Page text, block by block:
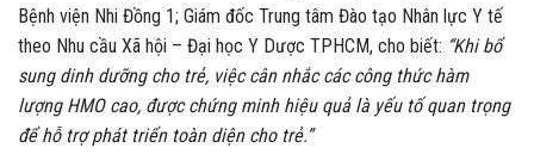
Bệnh viện Nhi Đồng 1; Giám đốc Trung tâm Đào tạo Nhân lực Y tế
theo Nhu cầu Xã hội – Đại học Y Dược TPHCM, cho biết: “Khi bổ
sung dinh dưỡng cho trẻ, việc cân nhắc các công thức hàm
lượng HMO cao, được chứng minh hiệu quả là yếu tố quan trọng
để hỗ trợ phát triển toàn diện cho trẻ.”